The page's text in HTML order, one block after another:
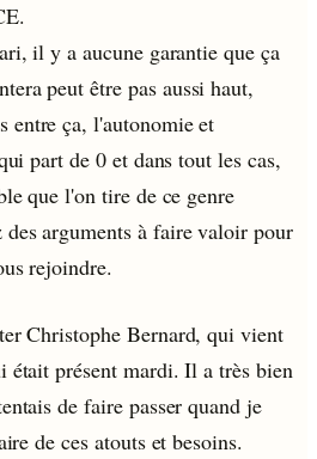
il y a aucune garantie que ça
peut être pas aussi haut,
entre ça, l'autonomie et
part de 0 et dans tout les cas,
que l'on tire de ce genre
des arguments à faire valoir pour
rejoindre.
Christophe Bernard, qui vient
présent mardi. Il a très bien
de faire passer quand je
de ces atouts et besoins.